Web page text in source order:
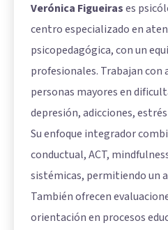
Verónica Figueirases
centro especializado en
psicopedagógica, con un
profesionales. Trabajan con
personas mayores en
depresión, adicciones,
Su enfoque integrador
conductual, ACT,
sistémicas, permitiendo un
También ofrecen
orientación en procesos